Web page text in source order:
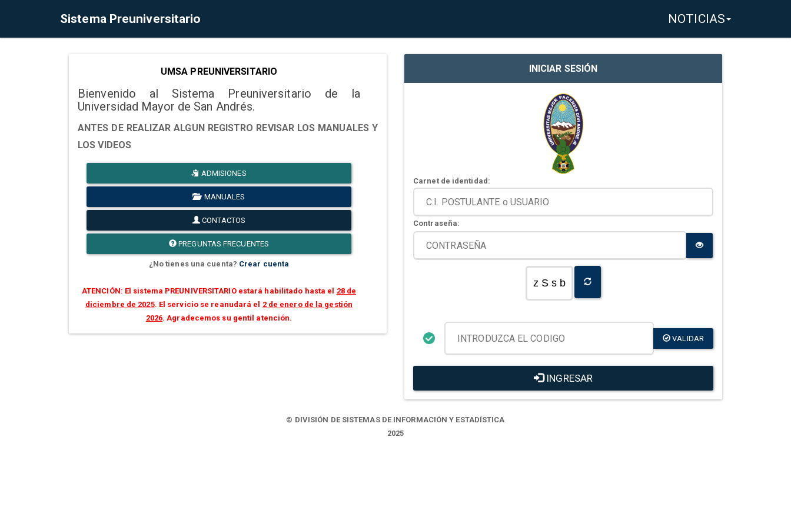
Sistema Preuniversitario NOTICIAS
UMSA PREUNIVERSITARIO
Bienvenido al Sistema Preuniversitario de la
Universidad Mayor de San Andrés.
ANTES DE REALIZAR ALGUN REGISTRO REVISAR LOS MANUALES Y
LOS VIDEOS
ADMISIONES
MANUALES
CONTACTOS
PREGUNTAS FRECUENTES
¿No tienes una cuenta? Crear cuenta
ATENCIÓN: El sistema PREUNIVERSITARIO estará habilitado hasta el 28 de
diciembre de 2025. El servicio se reanudará el 2 de enero de la gestión
2026. Agradecemos su gentil atención.
INICIAR SESIÓN
Carnet de identidad:
Contraseña:
z S s b
VALIDAR
INGRESAR
© DIVISIÓN DE SISTEMAS DE INFORMACIÓN Y ESTADÍSTICA
2025